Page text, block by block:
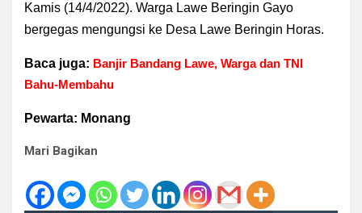
Kamis (14/4/2022). Warga Lawe Beringin Gayo
bergegas mengungsi ke Desa Lawe Beringin Horas.
Baca juga: Banjir Bandang Lawe, Warga dan TNI
Bahu-Membahu
Pewarta: Monang
Mari Bagikan